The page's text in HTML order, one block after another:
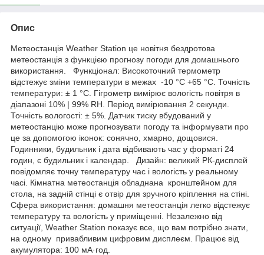
Опис
Метеостанція Weather Station це новітня бездротова
метеостанція з функцією прогнозу погоди для домашнього
використання. Функціонал: Високоточний термометр
відстежує зміни температури в межах -10 °C +65 °C. Точність
температури: ± 1 °C. Гігрометр вимірює вологість повітря в
діапазоні 10% | 99% RH. Період вимірювання 2 секунди.
Точність вологості: ± 5%. Датчик тиску вбудований у
метеостанцію може прогнозувати погоду та інформувати про
це за допомогою іконок: сонячно, хмарно, дощовися.
Годинники, будильник і дата відбивають час у форматі 24
годин, є будильник і календар. Дизайн: великий РК-дисплей
повідомляє точну температуру час і вологість у реальному
часі. Кімнатна метеостанція обладнана кронштейном для
стола, на задній стінці є отвір для зручного кріплення на стіні.
Сфера використання: домашня метеостанція легко відстежує
температуру та вологість у приміщенні. Незалежно від
ситуації, Weather Station показує все, що вам потрібно знати,
на одному привабливим цифровим дисплеєм. Працює від
акумулятора: 100 мА·год.